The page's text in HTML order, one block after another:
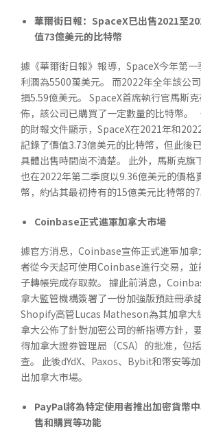
華爾街日報：SpaceX已出售2021至
值73億美元的比特幣
據《華爾街日報》報導，SpaceX今年第一
利潤為5500萬美元。 而2022年全年該公
損5.59億美元。 SpaceX首席執行官馬斯
佈，該公司已購買了一定數量的比特幣。
的財報文件顯示，SpaceX在2021年和
記錄了價值3.73億美元的比特幣，但此後
具體出售時間尚不清楚。 此外，馬斯克旗
也在2022年第二季度以9.36億美元的價格
幣，約佔其最初持有的15億美元比特幣的
Coinbase正式進軍加拿大市場
據官方消息，Coinbase宣佈正式進軍加
者從今天起可使用Coinbase進行交易，
子轉帳完成存取款。 據此前消息，
拿大監管機構簽署了一份加強版預註冊承
Shopify高管Lucas Matheson為其加拿大
拿大公佈了針對加密公司的新指導方針，
得加拿大證券管理局（CSA）的批准，包
查。 此後dYdX、Paxos、Bybit和幣安等
出加拿大市場。
PayPal將為特定使用者推出加密貨幣
售和購買等功能